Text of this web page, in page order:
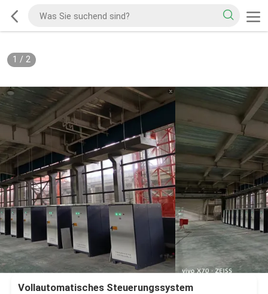
1 / 2
Vollautomatisches Steuerungssystem